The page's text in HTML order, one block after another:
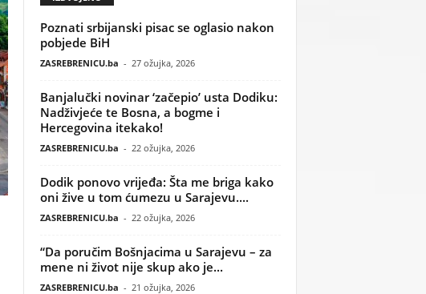
Poznati srbijanski pisac se oglasio nakon
pobjede BiH
ZASREBRENICU.ba - 27 ožujka, 2026
Banjalučki novinar ‘začepio’ usta Dodiku:
Nadživjeće te Bosna, a bogme i
Hercegovina itekako!
ZASREBRENICU.ba - 22 ožujka, 2026
Dodik ponovo vrijeđa: Šta me briga kako
oni žive u tom ćumezu u Sarajevu....
ZASREBRENICU.ba - 22 ožujka, 2026
“Da poručim Bošnjacima u Sarajevu – za
mene ni život nije skup ako je...
ZASREBRENICU.ba - 21 ožujka, 2026